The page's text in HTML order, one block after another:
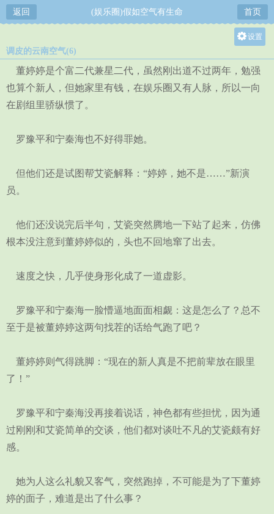
返回 (娱乐圈)假如空气有生命 首页
设置
大
中
调皮的云南空气(6)
董婷婷是个富二代兼星二代，虽然刚出道不过两年，勉强
也算个新人，但她家里有钱，在娱乐圈又有人脉，所以一向
在剧组里骄纵惯了。
罗豫平和宁秦海也不好得罪她。
但他们还是试图帮艾瓷解释：“婷婷，她不是……”新演
员。
他们还没说完后半句，艾瓷突然腾地一下站了起来，仿佛
根本没注意到董婷婷似的，头也不回地窜了出去。
速度之快，几乎使身形化成了一道虚影。
罗豫平和宁秦海一脸懵逼地面面相觑：这是怎么了？总不
至于是被董婷婷这两句找茬的话给气跑了吧？
董婷婷则气得跳脚：“现在的新人真是不把前辈放在眼里
了！”
罗豫平和宁秦海没再接着说话，神色都有些担忧，因为通
过刚刚和艾瓷简单的交谈，他们都对谈吐不凡的艾瓷颇有好
感。
她为人这么礼貌又客气，突然跑掉，不可能是为了下董婷
婷的面子，难道是出了什么事？